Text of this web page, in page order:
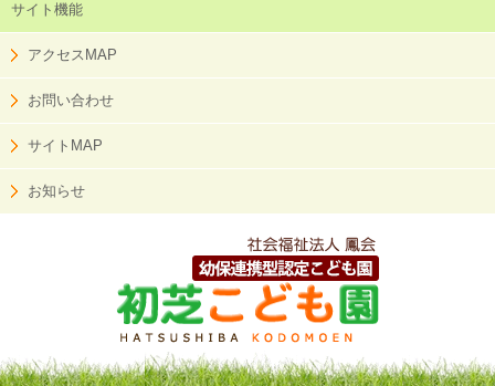
サイト機能
アクセスMAP
お問い合わせ
サイトMAP
お知らせ